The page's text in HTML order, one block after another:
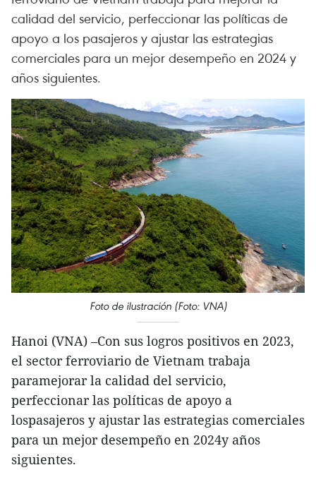
calidad del servicio, perfeccionar las políticas de
apoyo a los pasajeros y ajustar las estrategias
comerciales para un mejor desempeño en 2024 y
años siguientes.
Foto de ilustración (Foto: VNA)
Hanoi (VNA) –Con sus logros positivos en 2023,
el sector ferroviario de Vietnam trabaja
paramejorar la calidad del servicio,
perfeccionar las políticas de apoyo a
lospasajeros y ajustar las estrategias comerciales
para un mejor desempeño en 2024y años
siguientes.